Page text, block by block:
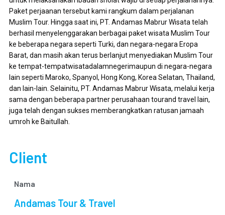
Paket perjaanan tersebut kami rangkum dalam perjalanan
Muslim Tour. Hingga saat ini, PT. Andamas Mabrur Wisata telah
berhasil menyelenggarakan berbagai paket wisata Muslim Tour
ke beberapa negara seperti Turki, dan negara-negara Eropa
Barat, dan masih akan terus berlanjut menyediakan Muslim Tour
ke tempat-tempatwisatadalamnegerimaupun di negara-negara
lain seperti Maroko, Spanyol, Hong Kong, Korea Selatan, Thailand,
dan lain-lain. Selainitu, PT. Andamas Mabrur Wisata, melalui kerja
sama dengan beberapa partner perusahaan tourand travel lain,
juga telah dengan sukses memberangkatkan ratusan jamaah
umroh ke Baitullah.
Client
Nama
Andamas Tour & Travel